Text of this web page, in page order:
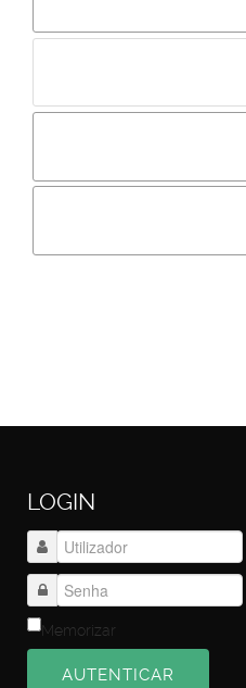
Incluir imagem :
Primeiro autentique-se...
LOGIN
Memorizar
AUTENTICAR